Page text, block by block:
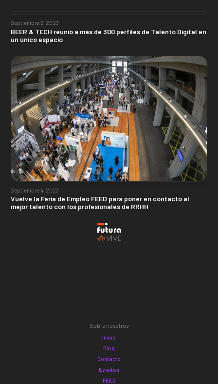
Septiembre 5, 2023
BEER & TECH reunió a más de 300 perfiles de Talento Digital en
un único espacio
Septiembre 4, 2023
Vuelve la Feria de Empleo FEED para poner en contacto al
mejor talento con los profesionales de RRHH
Sobre nosotros
Inicio
Blog
Contacto
Eventos
FEED